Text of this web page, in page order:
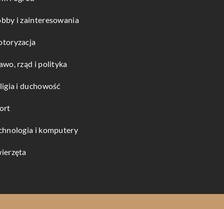
i zainteresowania
rząd i polityka
i duchowość
i komputery